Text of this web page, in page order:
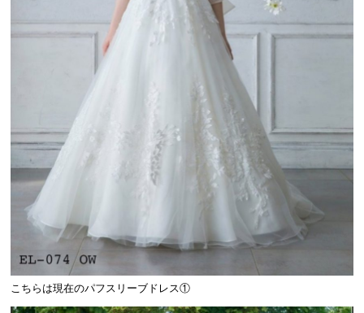
こちらは現在のパフスリーブドレス①